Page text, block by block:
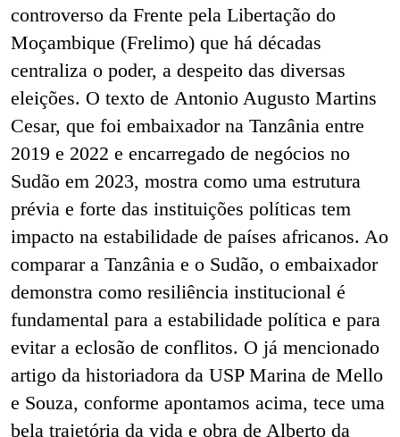
controverso da Frente pela Libertação do
Moçambique (Frelimo) que há décadas
centraliza o poder, a despeito das diversas
eleições. O texto de Antonio Augusto Martins
Cesar, que foi embaixador na Tanzânia entre
2019 e 2022 e encarregado de negócios no
Sudão em 2023, mostra como uma estrutura
prévia e forte das instituições políticas tem
impacto na estabilidade de países africanos. Ao
comparar a Tanzânia e o Sudão, o embaixador
demonstra como resiliência institucional é
fundamental para a estabilidade política e para
evitar a eclosão de conflitos. O já mencionado
artigo da historiadora da USP Marina de Mello
e Souza, conforme apontamos acima, tece uma
bela trajetória da vida e obra de Alberto da